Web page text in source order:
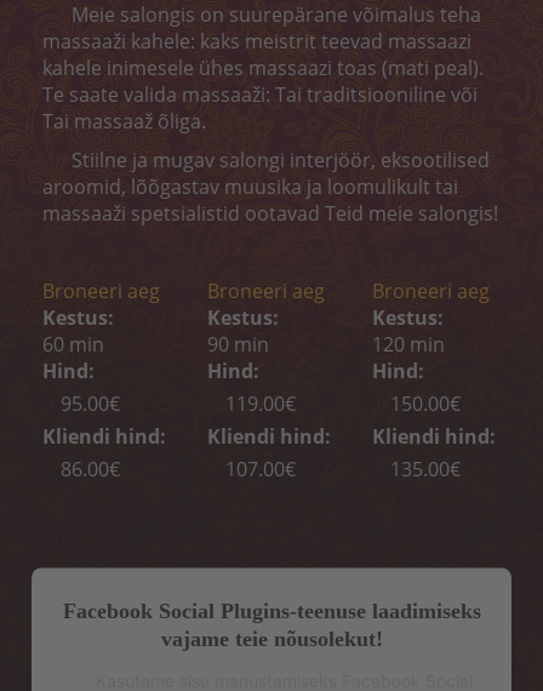
Kehamähis
Depilatsioon
BRONEERI AEG
KONTAKT
Meie salongis on suurepärane võimalus teha
massaaži kahele: kaks meistrit teevad massaazi
kahele inimesele ühes massaazi toas (mati peal).
Te saate valida massaaži: Tai traditsiooniline või
Tai massaaž õliga.
Stiilne ja mugav salongi interjöör, eksootilised
aroomid, lõõgastav muusika ja loomulikult tai
massaaži spetsialistid ootavad Teid meie salongis!
Broneeri aeg
Kestus:
60 min
Hind:
95.00€
Kliendi hind:
86.00€
Broneeri aeg
Kestus:
90 min
Hind:
119.00€
Kliendi hind:
107.00€
Broneeri aeg
Kestus:
120 min
Hind:
150.00€
Kliendi hind:
135.00€
Facebook Social Plugins-teenuse laadimiseks
vajame teie nõusolekut!